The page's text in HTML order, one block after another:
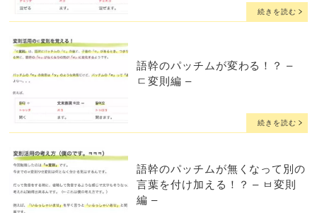
続きを読む
語幹のパッチムが変わる！？ –
ㄷ変則編 –
続きを読む
語幹のパッチムが無くなって別の
言葉を付け加える！？ – ㅂ変則
編 –